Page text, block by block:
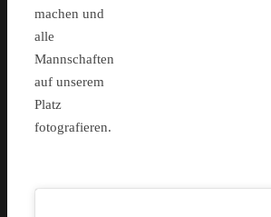
machen und
alle
Mannschaften
auf unserem
Platz
fotografieren.